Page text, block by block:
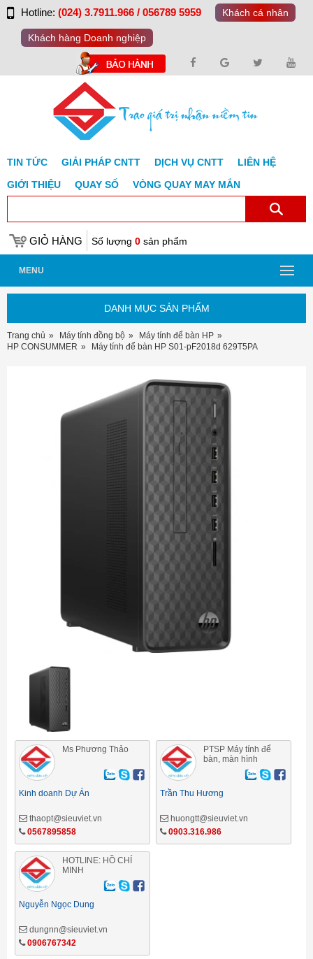
Hotline: (024) 3.7911.966 / 056789 5959 Khách cá nhân
Khách hàng Doanh nghiệp
TIN TỨC GIẢI PHÁP CNTT DỊCH VỤ CNTT
LIÊN HỆ
GIỚI THIỆU
QUAY SỐ VÒNG QUAY MAY MẮN
GIỎ HÀNG Số lượng 0 sản phẩm
MENU
DANH MỤC SẢN PHẨM
Trang chủ Máy tính đồng bộ
Máy tính để bàn HP
HP CONSUMMER
Máy tính để bàn HP S01-pF2018d 629T5PA
Ms Phương Thảo
Kinh doanh Dự Án
thaopt@sieuviet.vn
0567895858
PTSP Máy tính để
bàn, màn hình
Trần Thu Hương
huongtt@sieuviet.vn
0903.316.986
HOTLINE: HỒ CHÍ
MINH
Nguyễn Ngọc Dung
dungnn@sieuviet.vn
0906767342